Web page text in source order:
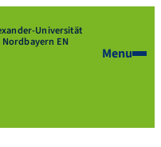
Universität
EN
Menu